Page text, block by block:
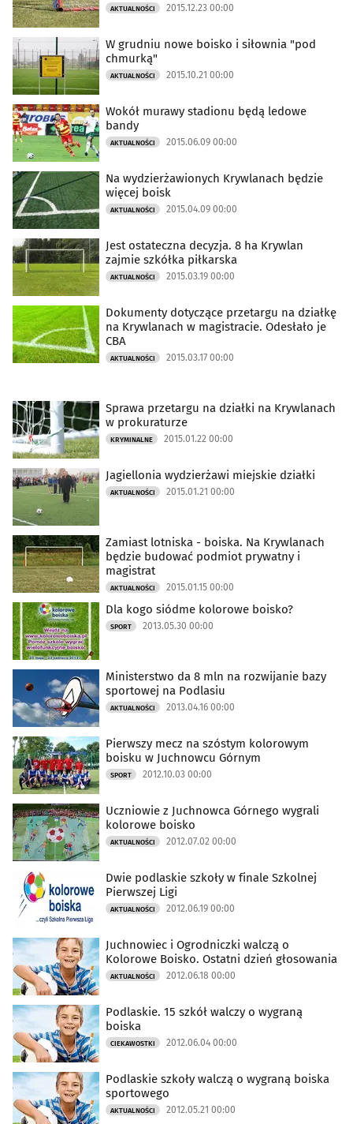
AKTUALNOŚCI 2015.12.23 00:00
W grudniu nowe boisko i siłownia "pod
chmurką"
AKTUALNOŚCI 2015.10.21 00:00
Wokół murawy stadionu będą ledowe
bandy
AKTUALNOŚCI 2015.06.09 00:00
Na wydzierżawionych Krywlanach będzie
więcej boisk
AKTUALNOŚCI 2015.04.09 00:00
Jest ostateczna decyzja. 8 ha Krywlan
zajmie szkółka piłkarska
AKTUALNOŚCI 2015.03.19 00:00
Dokumenty dotyczące przetargu na działkę
na Krywlanach w magistracie. Odesłało je
CBA
AKTUALNOŚCI 2015.03.17 00:00
Sprawa przetargu na działki na Krywlanach
w prokuraturze
KRYMINALNE 2015.01.22 00:00
Jagiellonia wydzierżawi miejskie działki
AKTUALNOŚCI 2015.01.21 00:00
Zamiast lotniska - boiska. Na Krywlanach
będzie budować podmiot prywatny i
magistrat
AKTUALNOŚCI 2015.01.15 00:00
Dla kogo siódme kolorowe boisko?
SPORT 2013.05.30 00:00
Ministerstwo da 8 mln na rozwijanie bazy
sportowej na Podlasiu
AKTUALNOŚCI 2013.04.16 00:00
Pierwszy mecz na szóstym kolorowym
boisku w Juchnowcu Górnym
SPORT 2012.10.03 00:00
Uczniowie z Juchnowca Górnego wygrali
kolorowe boisko
AKTUALNOŚCI 2012.07.02 00:00
Dwie podlaskie szkoły w finale Szkolnej
Pierwszej Ligi
AKTUALNOŚCI 2012.06.19 00:00
Juchnowiec i Ogrodniczki walczą o
Kolorowe Boisko. Ostatni dzień głosowania
AKTUALNOŚCI 2012.06.18 00:00
Podlaskie. 15 szkół walczy o wygraną
boiska
CIEKAWOSTKI 2012.06.04 00:00
Podlaskie szkoły walczą o wygraną boiska
sportowego
AKTUALNOŚCI 2012.05.21 00:00